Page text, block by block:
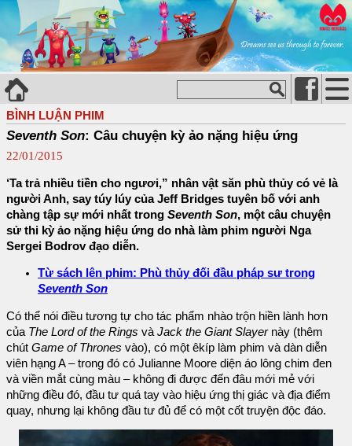
BÌNH LUẬN PHIM
Seventh Son: Câu chuyện kỳ ảo nặng hiệu ứng
22/01/2015
‘Ta trả nhiều tiền cho ngươi,” nhân vật săn phù thủy có vẻ là
người Anh, say túy lúy của Jeff Bridges tuyên bố với anh
chàng tập sự mới nhất trong Seventh Son, một câu chuyện
sử thi kỳ ảo nặng hiệu ứng do nhà làm phim người Nga
Sergei Bodrov đạo diễn.
Từ sách lên phim: Phù thủy đối đầu pháp sư trong
Seventh Son
Có thể nói điều tương tự cho tác phẩm nhào trộn hiền lành hơn
của The Lord of the Rings và Jack the Giant Slayernày (thêm
chút Game of Thrones vào), có một êkíp làm phim và dàn diễn
viên hạng A – trong đó có Julianne Moore diện áo lông chim đen
và viền mắt cùng màu – không đi được đến đâu mới mẻ với
những điều đó, đầu tư quá tay vào hiệu ứng thị giác và địa điểm
quay, nhưng lại không đầu tư đủ để có một cốt truyện độc đáo.